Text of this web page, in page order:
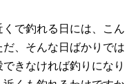
で釣れる日には、こん
、そんな日ばかりでは
きなければ釣りになり